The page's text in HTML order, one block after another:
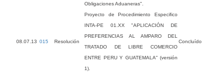
Obligaciones Aduaneras".
08.07.13 015 Resolución
Proyecto de Procedimiento Especifico
INTA-PE 01.XX "APLICACIÓN DE
PREFERENCIAS AL AMPARO DEL
TRATADO DE LIBRE COMERCIO
ENTRE PERU Y GUATEMALA" (versión
1).
Concluído